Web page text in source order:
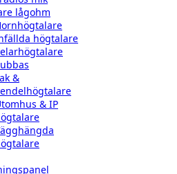
lågohm
högtalare
&
& IP